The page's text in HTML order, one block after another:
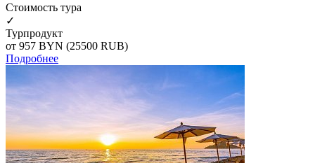
Cтоимость тура
✓
Турпродукт
от 957 BYN (25500 RUB)
Подробнее